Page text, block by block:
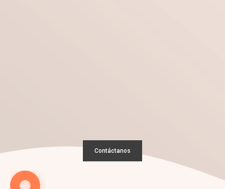
Contáctanos